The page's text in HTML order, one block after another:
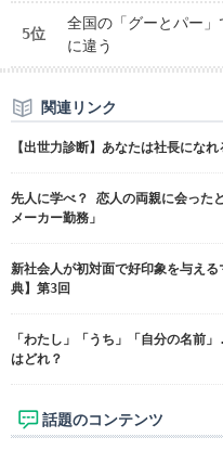
5位
全国の「グーとパー
に違う
関連リンク
【出世力診断】あなたは社長にな
先人に学べ？ 恋人の両親に会った
メーカー勤務」
新社会人が初対面で好印象を与え
典】第3回
「わたし」「うち」「自分の名
はどれ？
話題のコンテンツ